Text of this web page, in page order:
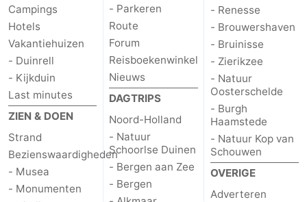
Campings
Hotels
Vakantiehuizen
- Duinrell
- Kijkduin
Last minutes
ZIEN & DOEN
Strand
Bezienswaardigheden
- Musea
- Monumenten
- Parkeren
Route
Forum
Reisboekenwinkel
Nieuws
DAGTRIPS
Noord-Holland
- Natuur
Schoorlse Duinen
- Bergen aan Zee
- Bergen
- Renesse
- Brouwershaven
- Bruinisse
- Zierikzee
- Natuur
Oosterschelde
- Burgh
Haamstede
- Natuur Kop van
Schouwen
OVERIGE
Adverteren